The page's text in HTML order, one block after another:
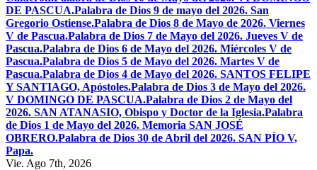
DE PASCUA.Palabra de Dios 9 de mayo del 2026. San
Gregorio Ostiense.Palabra de Dios 8 de Mayo de 2026. Viernes
V de Pascua.Palabra de Dios 7 de Mayo del 2026. Jueves V de
Pascua.Palabra de Dios 6 de Mayo del 2026. Miércoles V de
Pascua.Palabra de Dios 5 de Mayo del 2026. Martes V de
Pascua.Palabra de Dios 4 de Mayo del 2026. SANTOS FELIPE
Y SANTIAGO, Apóstoles.Palabra de Dios 3 de Mayo del 2026.
V DOMINGO DE PASCUA.Palabra de Dios 2 de Mayo del
2026. SAN ATANASIO, Obispo y Doctor de la Iglesia.Palabra
de Dios 1 de Mayo del 2026. Memoria SAN JOSÉ
OBRERO.Palabra de Dios 30 de Abril del 2026. SAN PÍO V,
Papa.
Vie. Ago 7th, 2026